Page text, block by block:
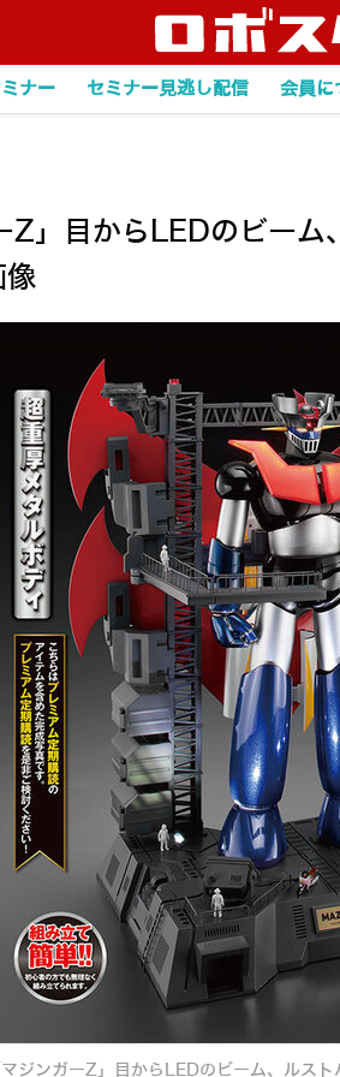
ナー セミナー見逃し配信 会員に
」目からLEDのビー
像
ジンガーZ」目からLEDのビーム、ルス